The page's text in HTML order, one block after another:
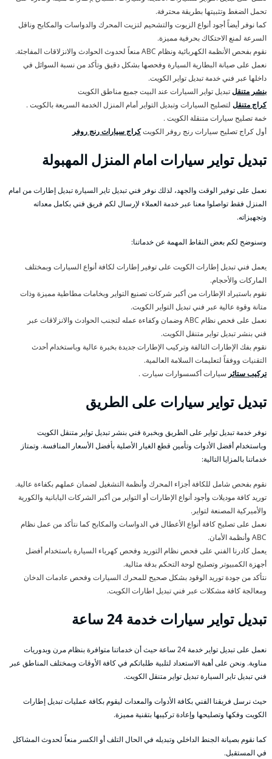
تحمل الضغط وتثبيتها بطريقة محترفة.
كما نوفر أيضاً أجود أنواع الزيوت والتشحيم لتزيت المحرك والدواسات والمكابح وناقل
السرعة لمنع الاحتكاك بحرفية مميزة.
نقوم بفحص الأنظمة الكهربائية ونظام ABC منعاً لحدوث الحوادث والانزلاقات المفاجئة.
نعمل على صيانة البطارية السيارة وفحصها بشكل دقيق وتأكد من نسبة السوائل في
داخلها عبر فني خدمة تبديل تواير الكويت.
بنشر متنقلتبديل تواير السيارات عند البيت جميع مناطق الكويت
كراج متنقل لتصليح السيارات وتبديل التواير أمام المنزل الخدمة السريعة بالكويت .
خمة تصليح سيارات متنقلة الكويت .
أول كراج تصليح سيارات رنج روفر الكويتكراج سيارات رنج روفر
تبديل تواير سيارات امام المنزل المهبولة
نعمل على توفير الوقت والجهد، لذلك نوفر فني تبديل تاير السيارة تبديل إطارات من امام
المنزل فقط تواصلوا معنا عبر خدمة العملاء لإرسال لكم فريق فني بكامل معداته
وتجهيزاته.
وسنوضح لكم بعض النقاط المهمة عن خدماتنا:
يعمل فني تبديل إطارات الكويت على توفير إطارات لكافة أنواع السيارات وبمختلف
الماركات والأحجام.
نقوم باستيراد الإطارات من أكبر شركات تصنيع التواير وبخامات مطاطية مميزة وذات
متانة وقوة عالية عبر فني تبديل التواير الكويت.
نعمل على فحص نظام ABC وضمان وكفاءة عمله لتجنب الحوادث والانزلاقات عبر
فني بنشر تبديل تواير متنقل الكويت.
نقوم بفك الإطارات التالفة وتركيب الإطارات جديدة بخبرة عالية وباستخدام أحدث
التقنيات ووفقاً لتعليمات السلامة العالمية.
تركيب ستائر سيارات أكسسوارات سيارت .
تبديل تواير سيارات على الطريق
نوفر خدمة تبديل تواير على الطريق وبخبرة فني بنشر تبديل تواير متنقل الكويت
وباستخدام أفضل الأدوات وتأمين قطع الغيار الأصلية بأفضل الأسعار المنافسة. وتمتاز
خدماتنا بالمزايا التالية:
نقوم بفحص شامل للكافة أجزاء المحرك وأنظمة التشغيل لضمان عملهم بكفاءة عالية.
توريد كافة موديلات وأجود أنواع الإطارات أو التواير من أكبر الشركات اليابانية والكورية
والأميركية المصنعة لتواير.
نعمل على تصليح كافة أنواع الأعطال في الدواسات والمكابح كما نتأكد من عمل نظام
ABC وأنظمة الأمان.
يعمل كادرنا الفني على فحص نظام التوريد وفحص كهرباء السيارة باستخدام أفضل
أجهزة الكمبيوتر وتصليح لوحة التحكم بدقة مثالية.
نتأكد من جودة توريد الوقود بشكل صحيح للمحرك السيارات وفحص عادمات الدخان
ومعالجة كافة مشكلات عبر فني تبديل اطارات الكويت.
تبديل تواير سيارات خدمة 24 ساعة
نعمل على تبديل تواير خدمة 24 ساعة حيث أن خدماتنا متوافرة بنظام مرن وبدوريات
مناوبة. ونحن على أهبة الاستعداد لتلبية طلباتكم في كافة الأوقات وبمختلف المناطق عبر
فني تبديل تاير السيارة تبديل تواير متنقل الكويت.
حيث نرسل فريقنا الفني بكافة الأدوات والمعدات ليقوم بكافة عمليات تبديل إطارات
الكويت وفكها وتصليحها وإعادة تركيبها بتقنية مميزة.
كما نقوم بصيانة الجنط الداخلي وتبديله في الحال التلف أو الكسر منعاً لحدوث المشاكل
في المستقبل.